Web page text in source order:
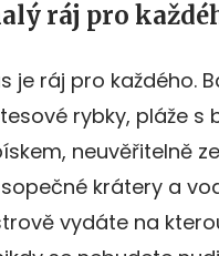
ráj pro
je ráj pro každého.
rybky, pláže s
neuvěřitelně
krátery a
vydáte na